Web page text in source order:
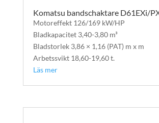
Komatsu bandschaktare D61EXi/
Motoreffekt 126/169 kW/HP
Bladkapacitet 3,40-3,80 m³
Bladstorlek 3,86 × 1,16 (PAT) m x m
Arbetssvikt 18,60-19,60 t.
Läs mer